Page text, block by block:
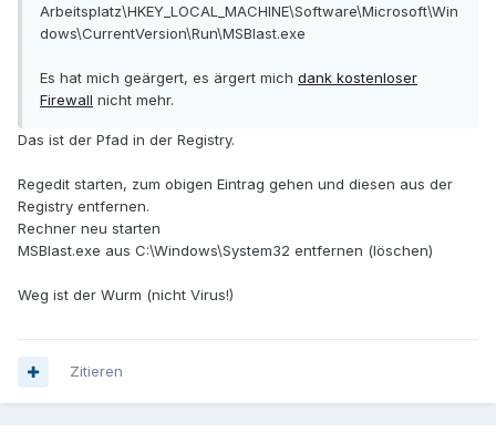
Arbeitsplatz\HKEY_LOCAL_MACHINE\Software\Microsoft\Win
dows\CurrentVersion\Run\MSBlast.exe
Es hat mich geärgert, es ärgert mich dank kostenloser
Firewall nicht mehr.
Das ist der Pfad in der Registry.
Regedit starten, zum obigen Eintrag gehen und diesen aus der
Registry entfernen.
Rechner neu starten
MSBlast.exe aus C:\Windows\System32 entfernen (löschen)
Weg ist der Wurm (nicht Virus!)
Zitieren